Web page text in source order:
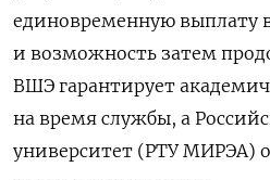
единовременную выплату
и возможность затем
ВШЭ гарантирует
на время службы, а
университет (РТУ МИРЭА)